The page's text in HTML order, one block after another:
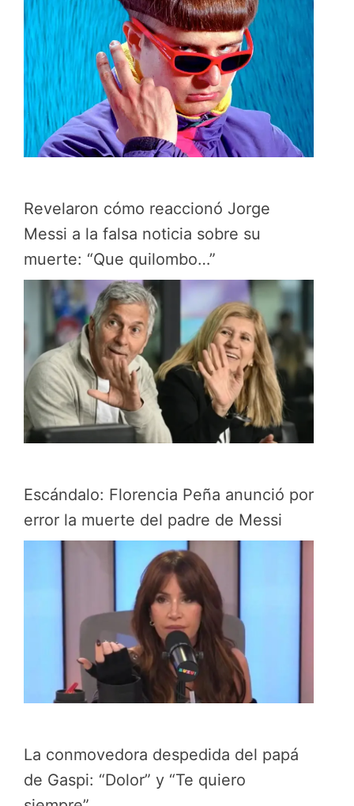
Revelaron cómo reaccionó Jorge
Messi a la falsa noticia sobre su
muerte: “Que quilombo…”
Escándalo: Florencia Peña anunció por
error la muerte del padre de Messi
La conmovedora despedida del papá
de Gaspi: “Dolor” y “Te quiero